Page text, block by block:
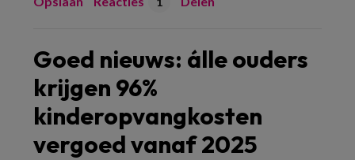
Goed nieuws: álle ouders
krijgen 96%
kinderopvangkosten
vergoed vanaf 2025